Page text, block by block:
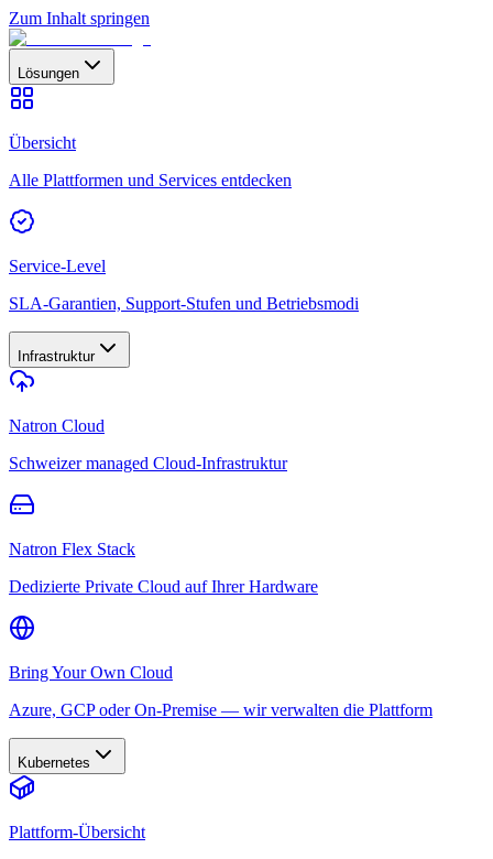
Zum Inhalt springen
Lösungen
Übersicht
Alle Plattformen und Services entdecken
Service-Level
SLA-Garantien, Support-Stufen und Betriebsmodi
Infrastruktur
Natron Cloud
Schweizer managed Cloud-Infrastruktur
Natron Flex Stack
Dedizierte Private Cloud auf Ihrer Hardware
Bring Your Own Cloud
Azure, GCP oder On-Premise — wir verwalten die Plattform
Kubernetes
Plattform-Übersicht